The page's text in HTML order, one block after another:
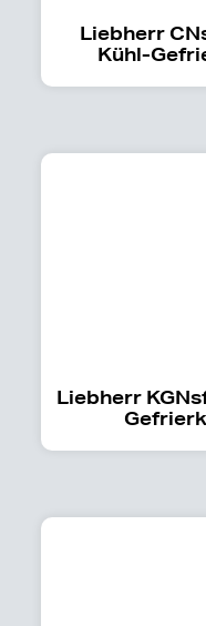
Liebherr
Kühl-
Liebherr